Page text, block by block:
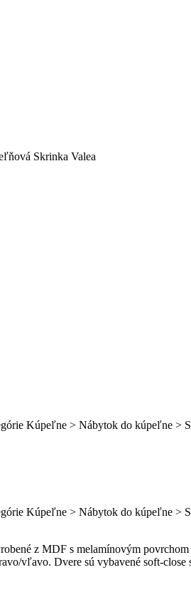
Skrinka Valea
Kúpeľne > Nábytok do kúpeľne >
Kúpeľne > Nábytok do kúpeľne
z MDF s melamínovým
vľavo. Dvere sú vybavené soft-close